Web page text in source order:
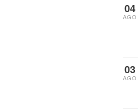
04
AGO
03
AGO